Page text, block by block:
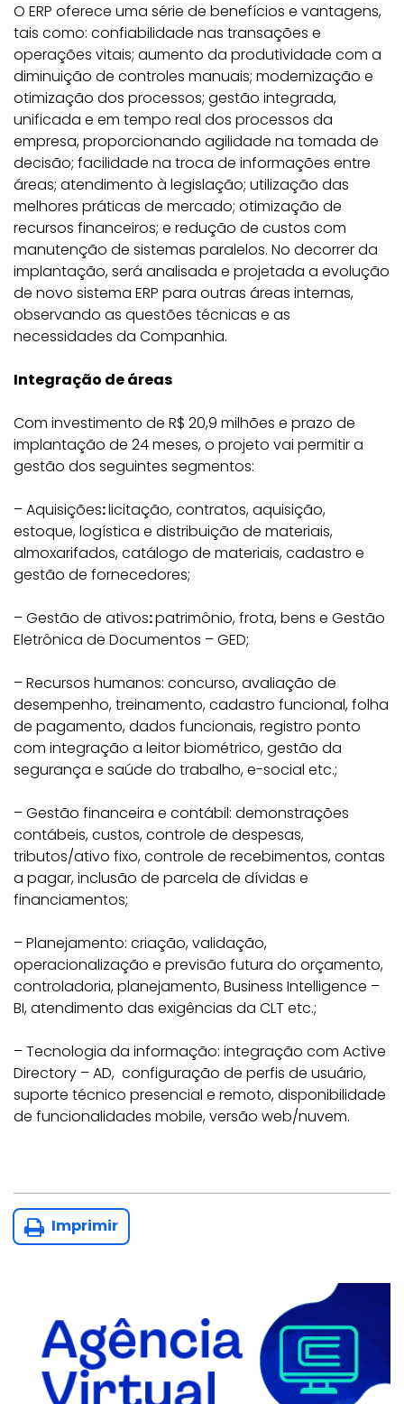
O ERP oferece uma série de benefícios e vantagens,
tais como: confiabilidade nas transações e
operações vitais; aumento da produtividade com a
diminuição de controles manuais; modernização e
otimização dos processos; gestão integrada,
unificada e em tempo real dos processos da
empresa, proporcionando agilidade na tomada de
decisão; facilidade na troca de informações entre
áreas; atendimento à legislação; utilização das
melhores práticas de mercado; otimização de
recursos financeiros; e redução de custos com
manutenção de sistemas paralelos. No decorrer da
implantação, será analisada e projetada a evolução
de novo sistema ERP para outras áreas internas,
observando as questões técnicas e as
necessidades da Companhia.
Integração de áreas
Com investimento de R$ 20,9 milhões e prazo de
implantação de 24 meses, o projeto vai permitir a
gestão dos seguintes segmentos:
– Aquisições:licitação, contratos, aquisição,
estoque, logística e distribuição de materiais,
almoxarifados, catálogo de materiais, cadastro e
gestão de fornecedores;
– Gestão de ativos:patrimônio, frota, bens e Gestão
Eletrônica de Documentos – GED;
– Recursos humanos: concurso, avaliação de
desempenho, treinamento, cadastro funcional, folha
de pagamento, dados funcionais, registro ponto
com integração a leitor biométrico, gestão da
segurança e saúde do trabalho, e-social etc.;
– Gestão financeira e contábil: demonstrações
contábeis, custos, controle de despesas,
tributos/ativo fixo, controle de recebimentos, contas
a pagar, inclusão de parcela de dívidas e
financiamentos;
– Planejamento: criação, validação,
operacionalização e previsão futura do orçamento,
controladoria, planejamento, Business Intelligence –
BI, atendimento das exigências da CLT etc.;
– Tecnologia da informação: integração com Active
Directory – AD, configuração de perfis de usuário,
suporte técnico presencial e remoto, disponibilidade
de funcionalidades mobile, versão web/nuvem.
Imprimir